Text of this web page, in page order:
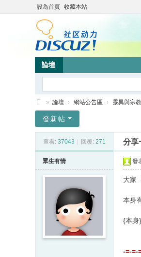
設為首頁 收藏本站
論壇
竹
» 論壇 › 網站公告區 › 靈異與宗教
發新帖
查看: 37043 回覆: 271 分享
眾生有情 發
大家
本身
{本身
-=-=-